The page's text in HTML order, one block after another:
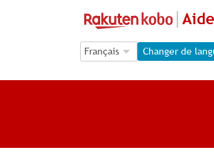
Aide
Language Selection
Language Selection
Changer de